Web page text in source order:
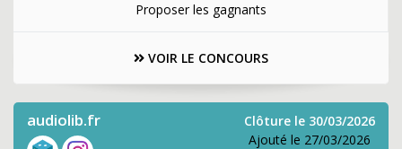
Proposer les gagnants
VOIR LE CONCOURS
audiolib.fr
Clôture le 30/03/2026
Ajouté le 27/03/2026